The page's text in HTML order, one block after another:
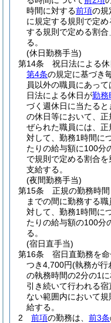
時間に対する前項の規
に規定する規則で定
する規則で定める割
る。
(休日勤務手当)
第14条
祝日法による
第4条の規定に基づき
員以外の職員にあって
日法による休日が勤務
づく週休日に当たる
の休日等において、
ぜられた職員には、
対して、勤務1時間に
たりの給与額に100分
で規則で定める割合
支給する。
(夜間勤務手当)
第15条
正規の勤務時
までの間に勤務する
対して、勤務1時間に
たりの給与額の100分
る。
(宿日直手当)
第16条
宿日直勤務を
つき4,700円(執務が行
の執務時間の2分の1
引き続いて行われる
ない範囲内において
給する。
2
前項の勤務は、 前3条